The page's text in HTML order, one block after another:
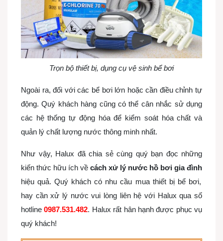
Trọn bộ thiết bị, dụng cụ vệ sinh bể bơi
Ngoài ra, đối với các bể bơi lớn hoặc cần điều chỉnh tự
động. Quý khách hàng cũng có thể cân nhắc sử dụng
các hệ thống tự động hóa để kiểm soát hóa chất và
quản lý chất lượng nước thông minh nhất.
Như vậy, Halux đã chia sẻ cùng quý bạn đọc những
kiến thức hữu ích về cách xử lý nước hồ bơi gia đình
hiệu quả. Quý khách có nhu cầu mua thiết bị bể bơi,
hay cần xử lý nước vui lòng liên hệ với Halux qua số
hotline0987.531.482. Halux rất hân hạnh được phục vụ
quý khách!